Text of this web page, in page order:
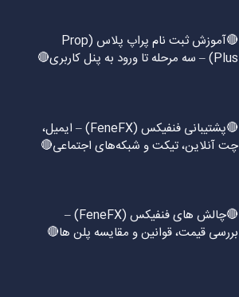
🔴آموزش ثبت نام پراپ پلاس (Prop
Plus) – سه مرحله تا ورود به پنل کاربری🔴
🔴پشتیبانی فنفیکس (FeneFX) – ایمیل،
چت آنلاین، تیکت و شبکه‌های اجتماعی🔴
🔴چالش های فنفیکس (FeneFX) –
بررسی قیمت، قوانین و مقایسه پلن ها🔴